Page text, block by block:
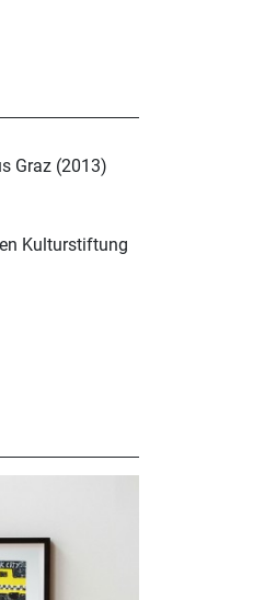
Graz (2013)
Kulturstiftung